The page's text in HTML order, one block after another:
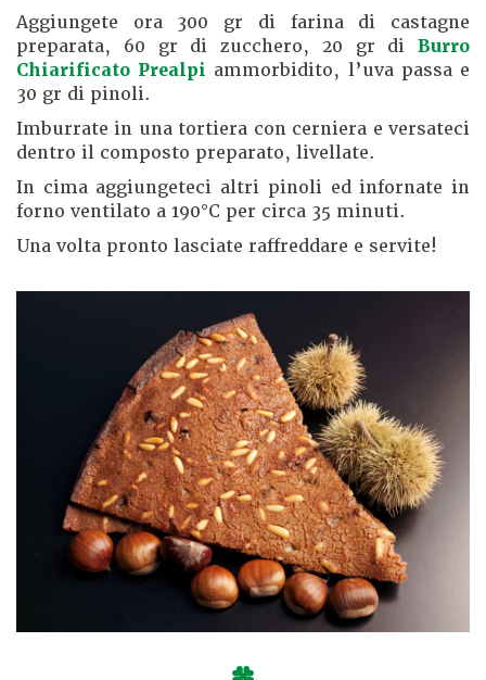
Aggiungete ora 300 gr di farina di castagne
preparata, 60 gr di zucchero, 20 gr di Burro
Chiarificato Prealpi ammorbidito, l’uva passa e
30 gr di pinoli.
Imburrate in una tortiera con cerniera e versateci
dentro il composto preparato, livellate.
In cima aggiungeteci altri pinoli ed infornate in
forno ventilato a 190°C per circa 35 minuti.
Una volta pronto lasciate raffreddare e servite!